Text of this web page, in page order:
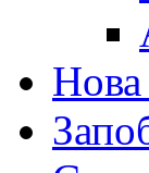
Нова